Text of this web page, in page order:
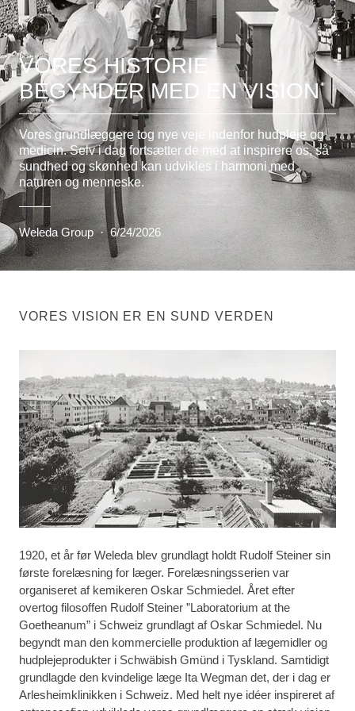
VORES HISTORIE
BEGYNDER MED EN VISION
Vores grundlæggere tog nye veje indenfor hudpleje og
medicin. Selv i dag fortsætter de med at inspirere os, så
sundhed og skønhed kan udvikles i harmoni med
naturen og menneske.
Weleda Group · 6/24/2026
VORES VISION ER EN SUND VERDEN
1920, et år før Weleda blev grundlagt holdt Rudolf Steiner sin
første forelæsning for læger. Forelæsningsserien var
organiseret af kemikeren Oskar Schmiedel. Året efter
overtog filosoffen Rudolf Steiner ”Laboratorium at the
Goetheanum” i Schweiz grundlagt af Oskar Schmiedel. Nu
begyndt man den kommercielle produktion af lægemidler og
hudplejeprodukter i Schwäbish Gmünd i Tyskland. Samtidigt
grundlagde den kvindelige læge Ita Wegman det, der i dag er
Arlesheimklinikken i Schweiz. Med helt nye idéer inspireret af